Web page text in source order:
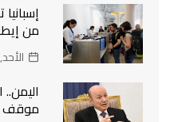
من
الأحد, 9 أغسطس 2026, 17:54
موقف